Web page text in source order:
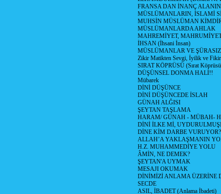
FRANSA DAN İNANÇ
MÜSLÜMANLARIN, İSLAMİ
MUHSİN MÜSLÜMAN
MÜSLÜMANLARDA AHLAK
MAHREMİYET,
İHSAN (İhsani İnsan)
MÜSLÜMANLAR VE
Zikir Matikten Sevgi, İyilik ve
SIRAT KÖPRÜSÜ (Sırat
DÜŞÜNSEL DONMA HALİ!!
Mübarek
DİNİ DÜŞÜNCE
DİNİ DÜŞÜNCEDE İSLAH
GÜNAH ALĞISI
ŞEYTAN TAŞLAMA
HARAM/ GÜNAH - MÜBAH-
DİNİ İLKE Mİ,
DİNE KİM DARBE VURUYOR?
ALLAH’A YAKLAŞMANIN
H.Z. MUHAMMEDİYE YOLU
ÂMİN, NE DEMEK?
ŞEYTAN'A UYMAK
MESAJI OKUMAK
DİNİMİZİ ANLAMA ÜZERİNE
SECDE
ASIL, İBADET (Anlama İbadeti)